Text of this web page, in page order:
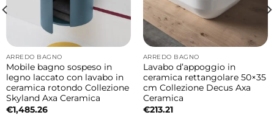
da ogni angolazione, rendendolo perfetto
per installazioni da appoggio moderne e
ricercate.
Colore disponibile
• Bianco
ARREDO BAGNO
Mobile bagno sospeso in
legno laccato con lavabo in
ceramica rotondo Collezione
Skyland Axa Ceramica
€1,485.26
ARREDO BAGNO
Lavabo d’appoggio in
ceramica rettangolare 50×35
cm Collezione Decus Axa
Ceramica
€213.21